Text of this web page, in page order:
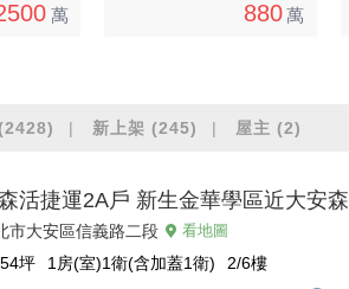
萬 880 萬
新上架 (245) 屋主 (2)
活捷運2A戶 新生金華學區近大安
市大安區信義路二段 看地圖
坪 1房(室)1衛(含加蓋1衛) 2/6樓